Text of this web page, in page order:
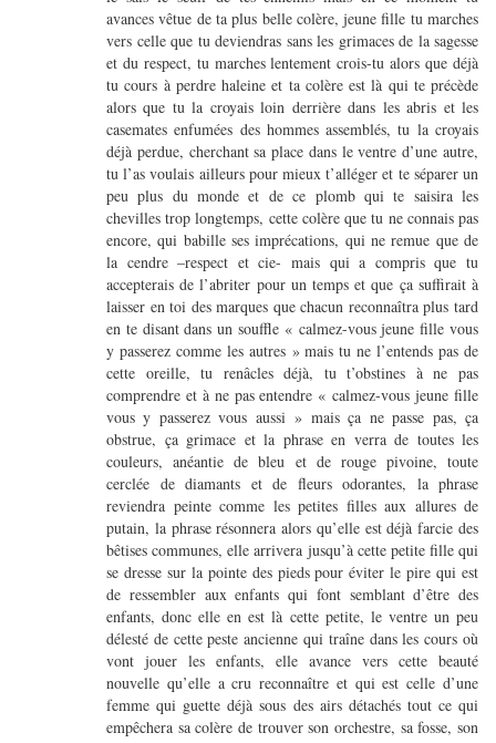
avances vêtue de ta plus belle colère, jeune fille tu marches
vers celle que tu deviendras sans les grimaces de la sagesse
et du respect, tu marches lentement crois-tu alors que déjà
tu cours à perdre haleine et ta colère est là qui te précède
alors que tu la croyais loin derrière dans les abris et les
casemates enfumées des hommes assemblés, tu la croyais
déjà perdue, cherchant sa place dans le ventre d’une autre,
tu l’as voulais ailleurs pour mieux t’alléger et te séparer un
peu plus du monde et de ce plomb qui te saisira les
chevilles trop longtemps, cette colère que tu ne connais pas
encore, qui babille ses imprécations, qui ne remue que de
la cendre –respect et cie- mais qui a compris que tu
accepterais de l’abriter pour un temps et que ça suffirait à
laisser en toi des marques que chacun reconnaîtra plus tard
en te disant dans un souffle « calmez-vous jeune fille vous
y passerez comme les autres » mais tu ne l’entends pas de
cette oreille, tu renâcles déjà, tu t’obstines à ne pas
comprendre et à ne pas entendre « calmez-vous jeune fille
vous y passerez vous aussi » mais ça ne passe pas, ça
obstrue, ça grimace et la phrase en verra de toutes les
couleurs, anéantie de bleu et de rouge pivoine, toute
cerclée de diamants et de fleurs odorantes, la phrase
reviendra peinte comme les petites filles aux allures de
putain, la phrase résonnera alors qu’elle est déjà farcie des
bêtises communes, elle arrivera jusqu’à cette petite fille qui
se dresse sur la pointe des pieds pour éviter le pire qui est
de ressembler aux enfants qui font semblant d’être des
enfants, donc elle en est là cette petite, le ventre un peu
délesté de cette peste ancienne qui traîne dans les cours où
vont jouer les enfants, elle avance vers cette beauté
nouvelle qu’elle a cru reconnaître et qui est celle d’une
femme qui guette déjà sous des airs détachés tout ce qui
empêchera sa colère de trouver son orchestre, sa fosse, son